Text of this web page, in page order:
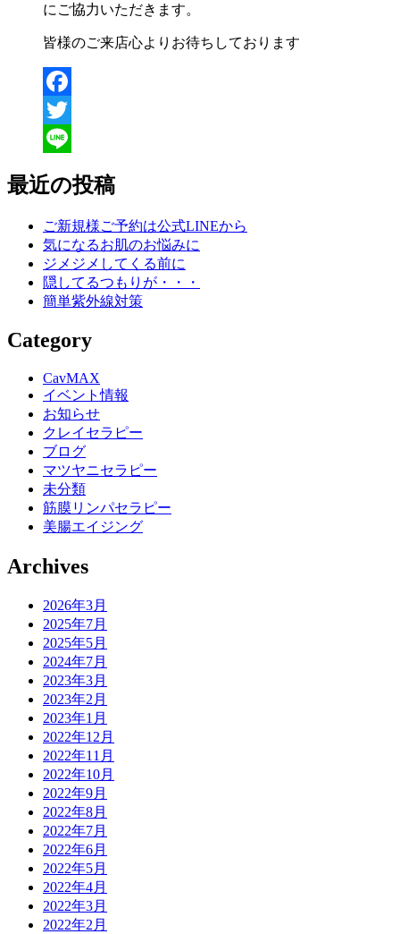
にご協力いただきます。
皆様のご来店心よりお待ちしております
Facebook
Twitter
最近の投稿
ご新規様ご予約は公式LINEから
気になるお肌のお悩みに
ジメジメしてくる前に
隠してるつもりが・・・
簡単紫外線対策
Category
CavMAX
イベント情報
お知らせ
クレイセラピー
ブログ
マツヤニセラピー
未分類
筋膜リンパセラピー
美腸エイジング
Archives
2026年3月
2025年7月
2025年5月
2024年7月
2023年3月
2023年2月
2023年1月
2022年12月
2022年11月
2022年10月
2022年9月
2022年8月
2022年7月
2022年6月
2022年5月
2022年4月
2022年3月
2022年2月